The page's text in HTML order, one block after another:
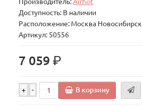
Производитель:Airhot
Доступность: В наличии
Расположение: Москва Новосибирск
Артикул: 50556
7 059р.
+ - В корзину